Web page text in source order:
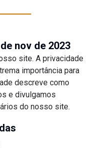
nov de 2023
site. A privacidade
importância para
descreve como
e divulgamos
do nosso site.